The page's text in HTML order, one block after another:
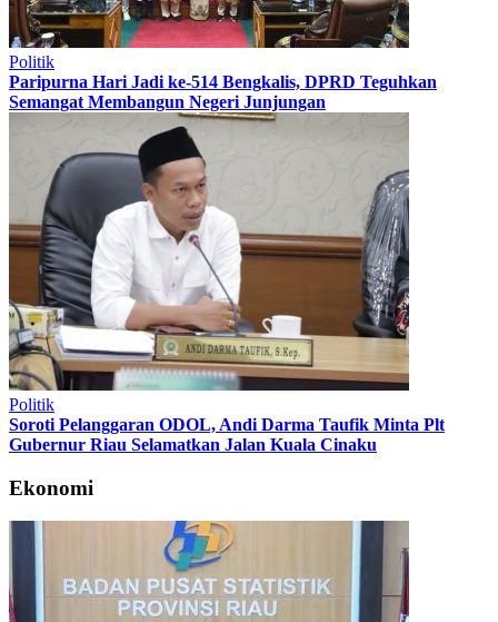
Politik
Paripurna Hari Jadi ke-514 Bengkalis, DPRD Teguhkan
Semangat Membangun Negeri Junjungan
Politik
Soroti Pelanggaran ODOL, Andi Darma Taufik Minta Plt
Gubernur Riau Selamatkan Jalan Kuala Cinaku
Ekonomi